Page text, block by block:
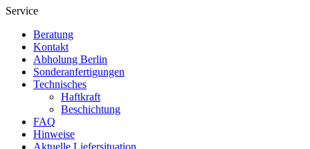
Service
Beratung
Kontakt
Abholung Berlin
Sonderanfertigungen
Technisches
Haftkraft
Beschichtung
FAQ
Hinweise
Aktuelle Liefersituation